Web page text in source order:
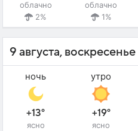
облачно
2%
облачно
1%
9 августа, воскресенье
ночь
+13°
ясно
утро
+19°
ясно